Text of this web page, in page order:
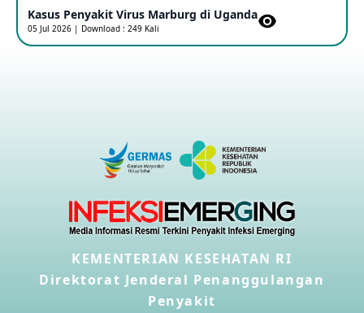
Kasus Konfirmasi A(H5NN6) di Cina
Penyakit virus Hanta di Kapal Pesiar Keberangkatan
04 May 2026
Penyakit Meningokokus di Vietnam
28 Apr 2026
Kasus Penyakit Virus Marburg di Uganda
05 Jul 2026 | Download : 249 Kali
KEMENTERIAN KESEHATAN RI
Direktorat Jenderal Penanggulangan
Penyakit